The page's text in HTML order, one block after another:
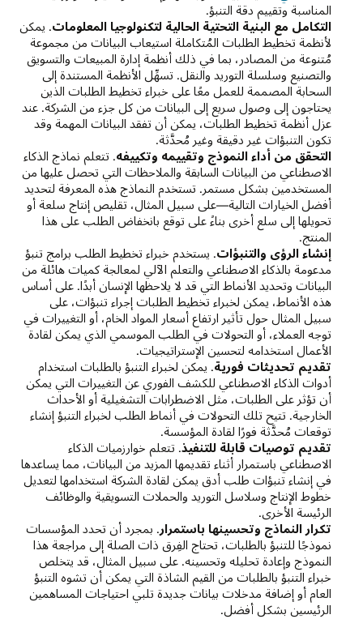
المناسبة وتقييم دقة التنبؤ.
التكامل مع البنية التحتية الحالية لتكنولوجيا المعلومات. يمكن
لأنظمة تخطيط الطلبات المُتكاملة استيعاب البيانات من مجموعة
مُتنوعة من المصادر، بما في ذلك أنظمة إدارة المبيعات والتسويق
والتصنيع وسلسلة التوريد والنقل. تسهِّل الأنظمة المستندة إلى
السحابة المصممة للعمل معًا على خبراء تخطيط الطلبات الذين
يحتاجون إلى وصول سريع إلى البيانات من كل جزء من الشركة. عند
عزل أنظمة تخطيط الطلبات، يمكن أن تفقد البيانات المهمة وقد
تكون التنبؤات غير دقيقة وغير مُحدَّثة.
التحقق من أداء النموذج وتقييمه وتكييفه. تتعلم نماذج الذكاء
الاصطناعي من البيانات السابقة والملاحظات التي تحصل عليها من
المستخدمين بشكل مستمر. تستخدم النماذج هذه المعرفة لتحديد
أفضل الخيارات التالية—على سبيل المثال، تقليص إنتاج سلعة أو
تحويلها إلى سلع أخرى بناءً على توقع بانخفاض الطلب على هذا
المنتج.
إنشاء الرؤى والتنبؤات. يستخدم خبراء تخطيط الطلب برامج تنبؤ
مدعومة بالذكاء الاصطناعي والتعلم الآلي لمعالجة كميات هائلة من
البيانات وتحديد الأنماط التي قد لا يلاحظها الإنسان أبدًا. على أساس
هذه الأنماط، يمكن لخبراء تخطيط الطلبات إجراء تنبؤات، على
سبيل المثال حول تأثير ارتفاع أسعار المواد الخام، أو التغييرات في
توجه العملاء، أو التحولات في الطلب الموسمي الذي يمكن لقادة
الأعمال استخدامه لتحسين الإستراتيجيات.
تقديم تحديثات فورية. يمكن لخبراء التنبؤ بالطلبات استخدام
أدوات الذكاء الاصطناعي للكشف الفوري عن التغييرات التي يمكن
أن تؤثر على الطلبات، مثل الاضطرابات التشغيلية أو الأحداث
الخارجية. تتيح تلك التحولات في أنماط الطلب لخبراء التنبؤ إنشاء
توقعات مُحدَّثة فورًا لقادة المؤسسة.
تقديم توصيات قابلة للتنفيذ. تتعلم خوارزميات الذكاء
الاصطناعي باستمرار أثناء تقديمها المزيد من البيانات، مما يساعدها
في إنشاء تنبؤات طلب أدق يمكن لقادة الشركة استخدامها لتعديل
خطوط الإنتاج وسلاسل التوريد والحملات التسويقية والوظائف
الرئيسة الأخرى.
تكرار النماذج وتحسينها باستمرار. بمجرد أن تحدد المؤسسات
نموذجًا للتنبؤ بالطلبات، تحتاج الفِرق ذات الصلة إلى مراجعة هذا
النموذج وإعادة تحليله وتحسينه. على سبيل المثال، قد يتخلص
خبراء التنبؤ بالطلبات من القيم الشاذة التي يمكن أن تشوه التنبؤ
العام أو إضافة مدخلات بيانات جديدة تلبي احتياجات المساهمين
الرئيسين بشكل أفضل.